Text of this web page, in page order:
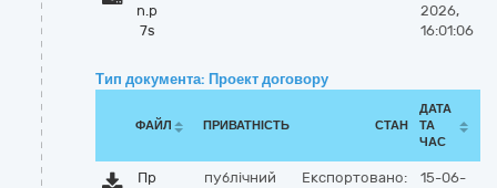
n.p
7s
2026,
16:01:06
Тип документа: Проект договору
ФАЙЛ ПРИВАТНІСТЬ СТАН
ДАТА
ТА
ЧАС
Пр
публічний Експортовано:
15-06-